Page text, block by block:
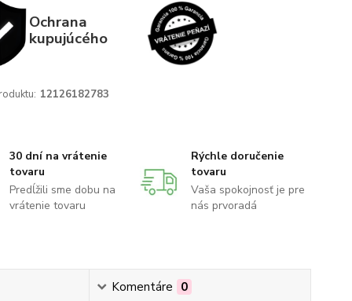
Ochrana
kupujúcého
12126182783
30 dní na vrátenie
tovaru
Predĺžili sme dobu na
vrátenie tovaru
Rýchle doručenie
tovaru
Vaša spokojnosť je pre
nás prvoradá
Komentáre 0